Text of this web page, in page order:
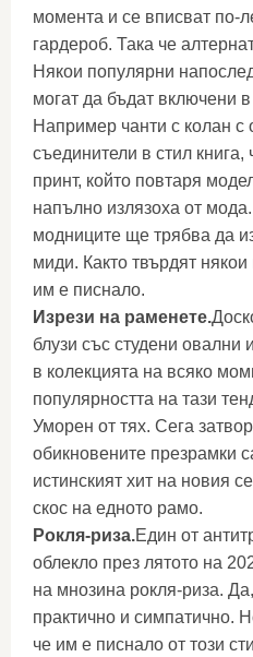
момента и се вписват по-
гардероб. Така че
Някои популярни
могат да бъдат включени
Например чанти с колан
съединители в стил
принт, който повтаря
напълно излязоха от
модниците ще трябва да
миди. Както твърдят
им е писнало.
Изрези на раменете.
блузи със студени овални
в колекцията на всяко
популярността на тази
Уморен от тях. Сега
обикновените презрамки
истинският хит на новия
скос на едното рамо.
Рокля-риза.Един от
облекло през лятото на
на мнозина рокля-риза.
практично и симпатично.
че им е писнало от този